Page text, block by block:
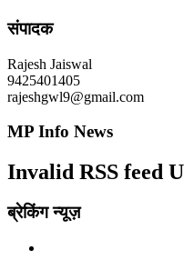
संपादक
Rajesh Jaiswal
9425401405
rajeshgwl9@gmail.com
MP Info News
Invalid RSS feed
ब्रेकिंग न्यूज़